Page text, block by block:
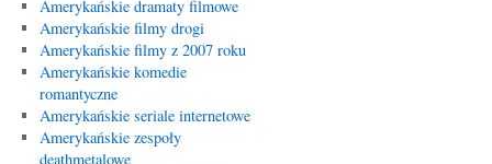
Amerykańskie dramaty filmowe
Amerykańskie filmy drogi
Amerykańskie filmy z 2007 roku
Amerykańskie komedie
romantyczne
Amerykańskie seriale internetowe
Amerykańskie zespoły
deathmetalowe